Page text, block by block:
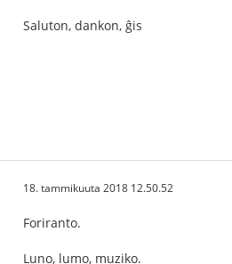
Saluton, dankon, ĝis
18. tammikuuta 2018 12.50.52
Foriranto.
Luno, lumo, muziko.